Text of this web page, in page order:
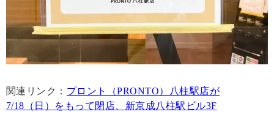
関連リンク： プロント（PRONTO）八柱駅店が
7/18（日）をもって閉店、新京成八柱駅ビル3F